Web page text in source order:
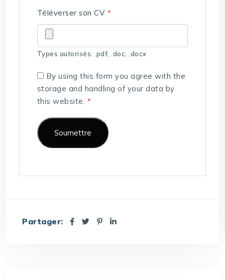
Téléverser son CV *
Types autorisés: .pdf, .doc, .docx
By using this form you agree with the
storage and handling of your data by
this website. *
Partager: